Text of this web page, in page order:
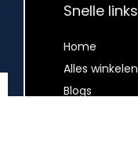
Snelle links
Home
Alles winkelen
Blogs